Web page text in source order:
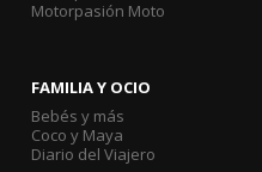
Motorpasión Moto
FAMILIA Y OCIO
Bebés y más
Coco y Maya
Diario del Viajero